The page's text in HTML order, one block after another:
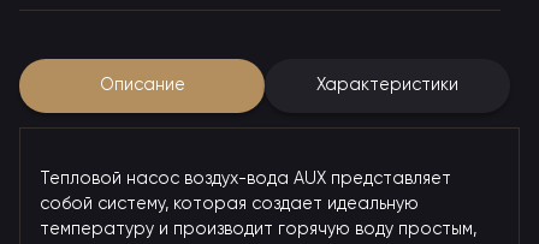
Описание Характеристики
Тепловой насос воздух-вода AUX представляет
собой систему, которая создает идеальную
температуру и производит горячую воду простым,